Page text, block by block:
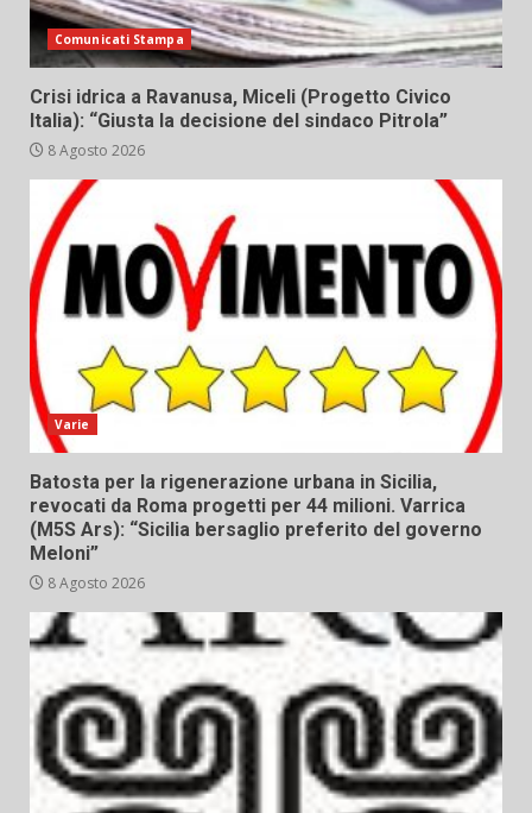
Comunicati Stampa
Crisi idrica a Ravanusa, Miceli (Progetto Civico
Italia): “Giusta la decisione del sindaco Pitrola”
8 Agosto 2026
Varie
Batosta per la rigenerazione urbana in Sicilia,
revocati da Roma progetti per 44 milioni. Varrica
(M5S Ars): “Sicilia bersaglio preferito del governo
Meloni”
8 Agosto 2026